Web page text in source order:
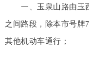
一、玉泉山路由玉西
之间路段，除本市号牌
其他机动车通行；